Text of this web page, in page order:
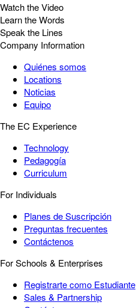
Watch the Video
Learn the Words
Speak the Lines
Company Information
Quiénes somos
Locations
Noticias
Equipo
The EC Experience
Technology
Pedagogía
Curriculum
For Individuals
Planes de Suscripción
Preguntas frecuentes
Contáctenos
For Schools & Enterprises
Registrarte como Estudiante
Sales & Partnership